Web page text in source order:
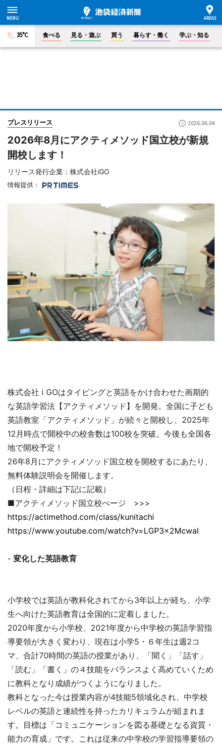
35°C 食べる 見る・遊ぶ 買う 暮らす・働く 学ぶ・知る
プレスリリース 2026.06.04
2026年8月にアクティメソッド国立校が新規
開校します！
リリース発行企業：株式会社iGO
情報提供：
株式会社 i GOはタイピングと英語をかけ合わせた画期的
な英語学習法【アクティメソッド】を開発。全国に子ども
英語教室「アクティメソッド」が続々と開校し、2025年
12月時点で開校中の校舎数は100校を突破。今後も全国各
地で開校予定！
26年8月にアクティメソッド国立校を開校するにあたり、
無料体験説明会を開催します。
（日程・詳細は下記に記載）
■アクティメソッド国立校ぺージ >>>
https://actimethod.com/class/kunitachi
https://www.youtube.com/watch?v=LGP3x2McwaI
- 変化した英語教育
小学校では英語が教科化されてから3年以上が経ち、小学
生へ向けた英語教育は全国的に定着しました。
2020年度から小学校、2021年度から中学校の英語学習指
導要領が大きく変わり、現在は小学5・６年生は週2コ
マ、合計70時間の英語の授業があり、「聞く」「話す」
「読む」「書く」の４技能をバランスよく高めていくため
に教科となり成績がつくようになりました。
教科となった今は授業内容が4技能5領域化され、中学校
レベルの英語と連続性を持ったカリキュラムが組まれま
す。目標は「コミュニケーションを図る基礎となる資質・
能力の育成」です。これは従来の中学校の学習指導要領の